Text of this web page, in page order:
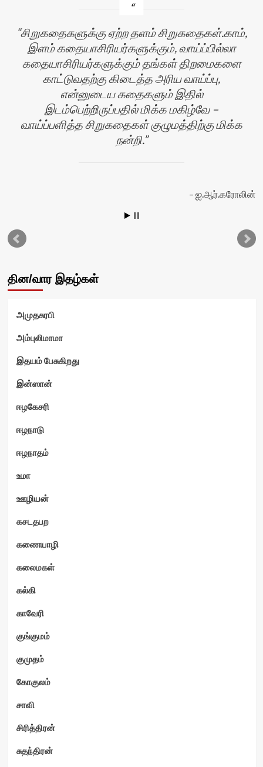
சிறுகதைகளுக்கு ஏற்ற தளம் சிறுகதைகள்.காம்,
இளம் கதையாசிரியர்களுக்கும், வாய்ப்பில்லா
கதையாசிரியர்களுக்கும் தங்கள் திறமைகளை
காட்டுவதற்கு கிடைத்த அரிய வாய்ப்பு,
என்னுடைய கதைகளும் இதில்
இடம்பெற்றிருப்பதில் மிக்க மகிழ்வே –
வாய்ப்பளித்த சிறுகதைகள் குழுமத்திற்கு மிக்க
நன்றி.
ஐ.ஆர்.கரோலின்
தின/வார இதழ்கள்
அமுதசுரபி
அம்புலிமாமா
இதயம் பேசுகிறது
இன்ஸான்
ஈழகேசரி
ஈழநாடு
ஈழநாதம்
உமா
ஊழியன்
கசடதபற
கணையாழி
கலைமகள்
கல்கி
காவேரி
குங்குமம்
குமுதம்
கோகுலம்
சாவி
சிரித்திரன்
சுதந்திரன்